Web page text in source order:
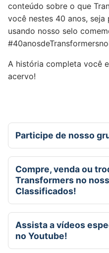
conteúdo sobre o que
você nestes 40 anos,
usando nosso selo
A história completa você
acervo!
Participe de nosso
Compre, venda ou
Transformers no
Classificados!
Assista a vídeos
no Youtube!